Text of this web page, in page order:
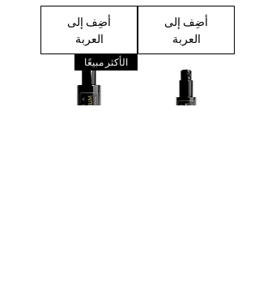
أضِف إلى
العربة
أضِف إلى
العربة
الأكثر مبيعًا